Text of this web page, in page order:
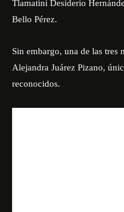
Tlamatini Desiderio
Bello Pérez.
Sin embargo, una de las tres
Alejandra Juárez Pizano,
reconocidos.